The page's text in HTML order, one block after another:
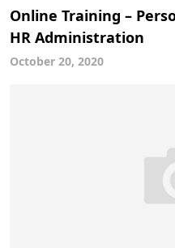
Online Training –
HR Administration
October 20, 2020